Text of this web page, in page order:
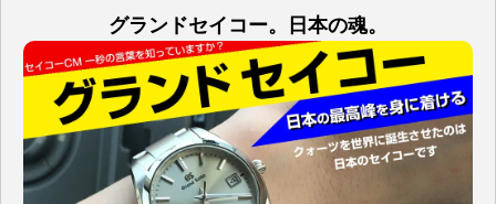
グランドセイコー。日本の魂。